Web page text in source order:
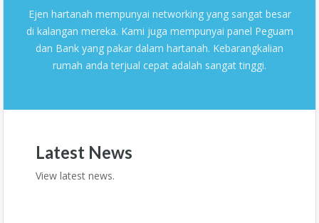
Ejen hartanah mempunyai networking yang sangat besar
di kalangan mereka. Kami juga mempunyai panel Peguam
dan Bank yang pakar dalam hartanah. Kebarangkalian
rumah anda terjual cepat adalah sangat tinggi.
Latest News
View latest news.